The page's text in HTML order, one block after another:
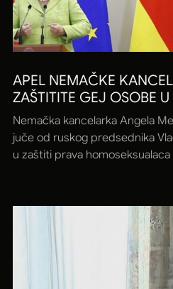
APEL NEMAČKE
ZAŠTITITE GEJ OSOBE
Nemačka kancelarka Angela
juče od ruskog predsednika
u zaštiti prava